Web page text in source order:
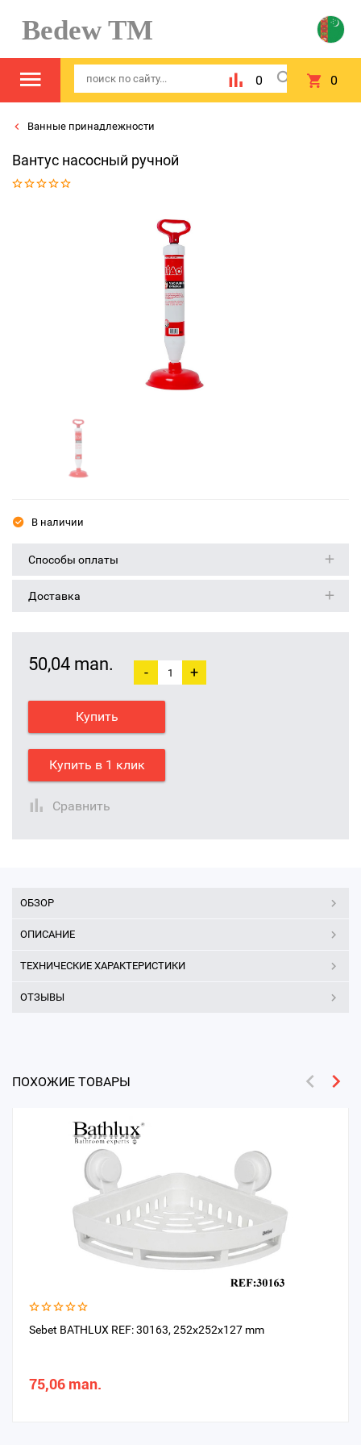
Bedew TM
0 0
Ванные принадлежности
Вантус насосный ручной
В наличии
Способы оплаты
Доставка
50,04 man. - +
Купить
Купить в 1 клик
Сравнить
ОБЗОР
ОПИСАНИЕ
ТЕХНИЧЕСКИЕ ХАРАКТЕРИСТИКИ
ОТЗЫВЫ
ПОХОЖИЕ ТОВАРЫ
Sebet BATHLUX REF: 30163, 252x252x127 mm
75,06 man.